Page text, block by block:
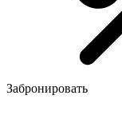
Забронировать